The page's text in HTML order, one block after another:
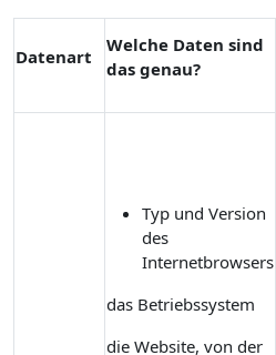
Datenart
Welche Daten sind
das genau?
Typ und Version
des
Internetbrowsers
das Betriebssystem
die Website, von der